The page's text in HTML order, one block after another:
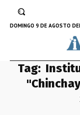
DOMINGO 9 DE AGOSTO
Tag: